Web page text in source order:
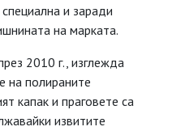
и заради
на марката.
2010 г., изглежда
на полираните
капак и праговете са
извитите